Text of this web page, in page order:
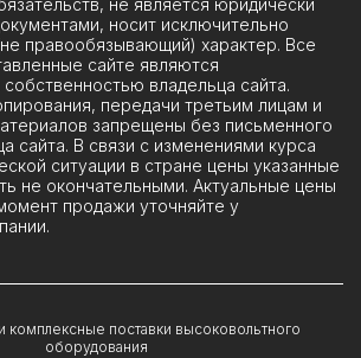
не является юридически
носит исключительно
правообязывающий) характер. Все
сайте являются
собственностью владельца сайта.
передачи третьим лицам и
запрещены без письменного
сайта. В связи с изменениями курса
ситуации в стране цены указанные
не окончательными. Актуальные цены
продажи уточняйте у
комплексные поставки высоковольтного
оборудования